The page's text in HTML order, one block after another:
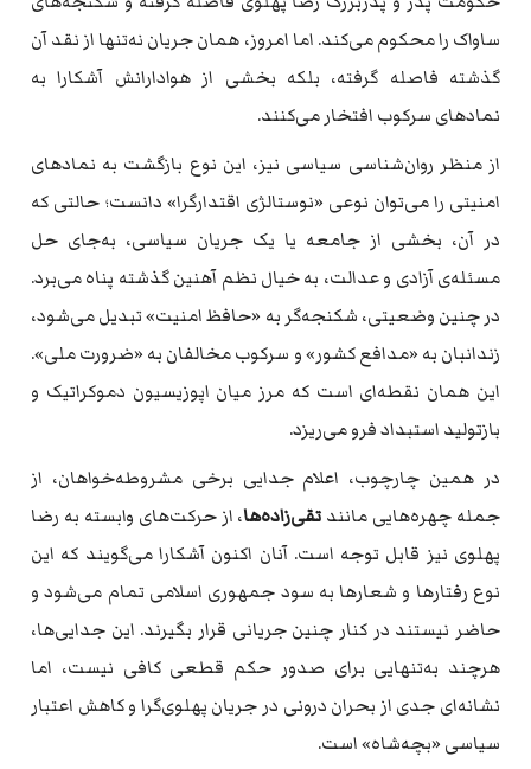
ساواک را محکوم می‌کند. اما امروز، همان جریان نه‌تنها از نقد آن
گذشته فاصله گرفته، بلکه بخشی از هوادارانش آشکارا به
نمادهای سرکوب افتخار می‌کنند.
از منظر روان‌شناسی سیاسی نیز، این نوع بازگشت به نمادهای
امنیتی را می‌توان نوعی «نوستالژی اقتدارگرا» دانست؛ حالتی که
در آن، بخشی از جامعه یا یک جریان سیاسی، به‌جای حل
مسئله‌ی آزادی و عدالت، به خیال نظم آهنین گذشته پناه می‌برد.
در چنین وضعیتی، شکنجه‌گر به «حافظ امنیت» تبدیل می‌شود،
زندانبان به «مدافع کشور» و سرکوب مخالفان به «ضرورت ملی».
این همان نقطه‌ای است که مرز میان اپوزیسیون دموکراتیک و
بازتولید استبداد فرو می‌ریزد.
در همین چارچوب، اعلام جدایی برخی مشروطه‌خواهان، از
جمله چهره‌هایی مانند تقی‌زاده‌ها، از حرکت‌های وابسته به رضا
پهلوی نیز قابل توجه است. آنان اکنون آشکارا می‌گویند که این
نوع رفتارها و شعارها به سود جمهوری اسلامی تمام می‌شود و
حاضر نیستند در کنار چنین جریانی قرار بگیرند. این جدایی‌ها،
هرچند به‌تنهایی برای صدور حکم قطعی کافی نیست، اما
نشانه‌ای جدی از بحران درونی در جریان پهلوی‌گرا و کاهش اعتبار
سیاسی «بچه‌شاه» است.